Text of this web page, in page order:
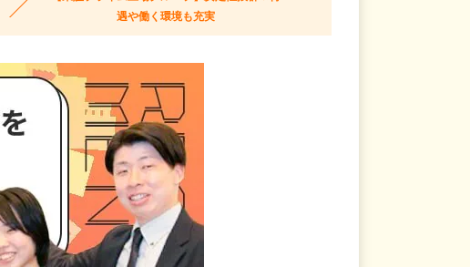
遇や働く環境も充実